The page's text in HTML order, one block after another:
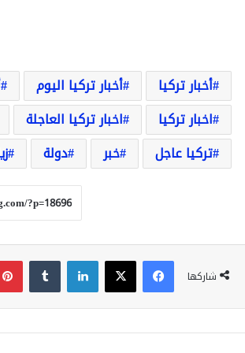
أخبار تركيا أخبار تركيا اليوم
اخبار تركيا
اخبار تركيا العاجلة
تركيا عاجل
خبر دولة
شاركها
فيسبوك‫X لينكدإن